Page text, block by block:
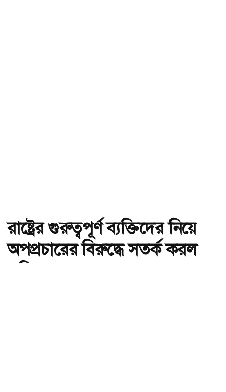
রাষ্ট্রের গুরুত্বপূর্ণ ব্যক্তিদের নিয়ে
অপপ্রচারের বিরুদ্ধে সতর্ক করল